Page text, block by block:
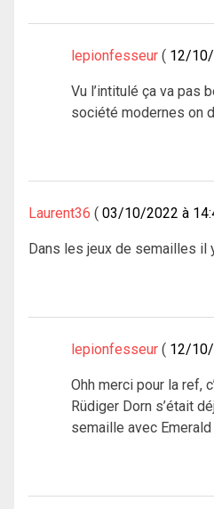
lepionfesseur 12/10/
Vu l’intitulé ça va pas
société modernes on
Laurent36 03/10/2022 à
Dans les jeux de semailles il
lepionfesseur 12/10/
Ohh merci pour la ref,
Rüdiger Dorn s’était
semaille avec Emerald